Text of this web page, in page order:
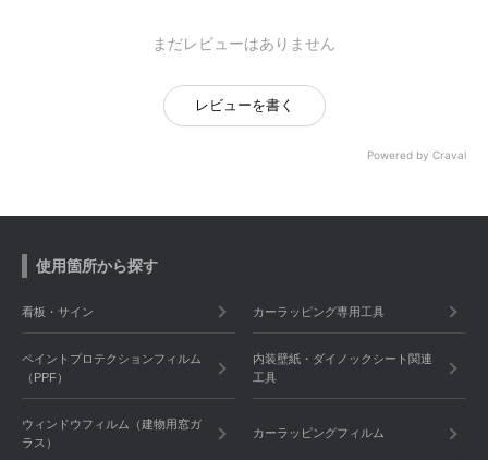
まだレビューはありません
レビューを書く
Powered by Craval
使用箇所から探す
看板・サイン カーラッピング専用工具
ペイントプロテクションフィルム
（PPF）
内装壁紙・ダイノックシート関連
工具
ウィンドウフィルム（建物用窓ガ
ラス）
カーラッピングフィルム